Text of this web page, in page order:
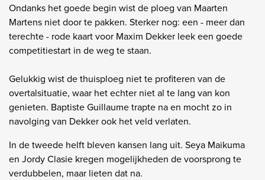
Ondanks het goede begin wist de ploeg van Maarten
Martens niet door te pakken. Sterker nog: een - meer dan
terechte - rode kaart voor Maxim Dekker leek een goede
competitiestart in de weg te staan.
Gelukkig wist de thuisploeg niet te profiteren van de
overtalsituatie, waar het echter niet al te lang van kon
genieten. Baptiste Guillaume trapte na en mocht zo in
navolging van Dekker ook het veld verlaten.
In de tweede helft bleven kansen lang uit. Seya Maikuma
en Jordy Clasie kregen mogelijkheden de voorsprong te
verdubbelen, maar lieten dat na.